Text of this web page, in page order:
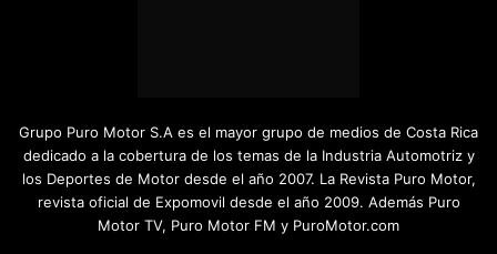
Grupo Puro Motor S.A es el mayor grupo de medios de Costa Rica
dedicado a la cobertura de los temas de la Industria Automotriz y
los Deportes de Motor desde el año 2007. La Revista Puro Motor,
revista oficial de Expomovil desde el año 2009. Además Puro
Motor TV, Puro Motor FM y PuroMotor.com